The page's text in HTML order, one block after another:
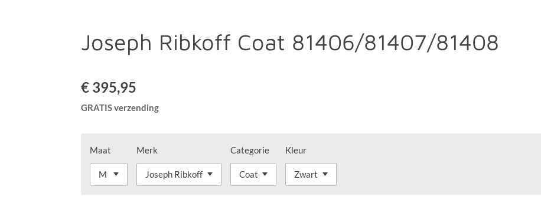
Joseph Ribkoff Coat 81406/81407/81408
€ 395,95
GRATIS verzending
Maat Merk Categorie Kleur